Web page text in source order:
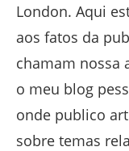
London. Aqui
aos fatos da
chamam nossa
o meu blog
onde publico
sobre temas